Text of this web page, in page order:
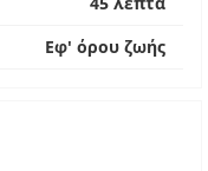
Εφ' όρου ζωής